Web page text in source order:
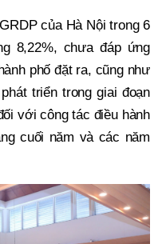
của Hà Nội trong 6
8,22%, chưa đáp ứng
phố đặt ra, cũng như
triển trong giai đoạn
với công tác điều hành
cuối năm và các năm